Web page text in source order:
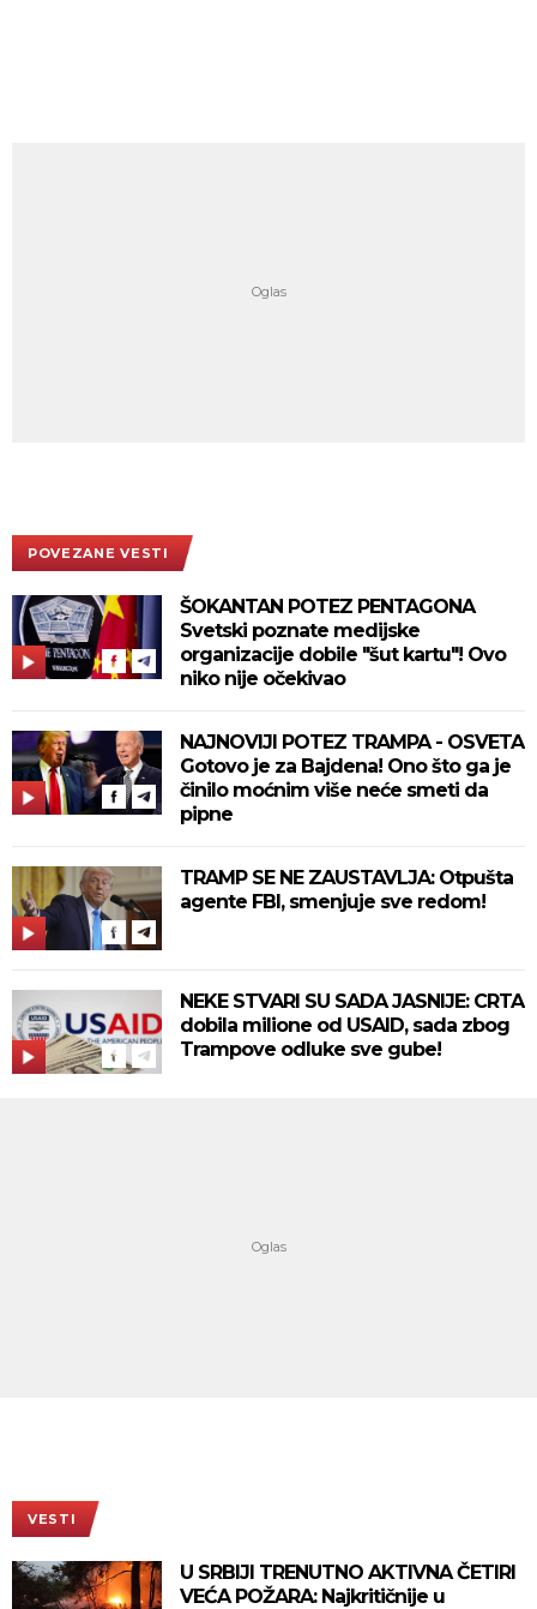
POVEZANE VESTI
ŠOKANTAN POTEZ PENTAGONA
Svetski poznate medijske
organizacije dobile "šut kartu"! Ovo
niko nije očekivao
NAJNOVIJI POTEZ TRAMPA - OSVETA
Gotovo je za Bajdena! Ono što ga je
činilo moćnim više neće smeti da
pipne
TRAMP SE NE ZAUSTAVLJA: Otpušta
agente FBI, smenjuje sve redom!
NEKE STVARI SU SADA JASNIJE: CRTA
dobila milione od USAID, sada zbog
Trampove odluke sve gube!
VESTI
U SRBIJI TRENUTNO AKTIVNA ČETIRI
VEĆA POŽARA: Najkritičnije u